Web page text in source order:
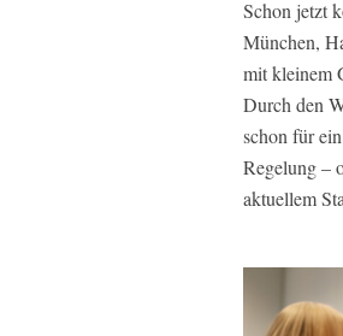
Schon jetzt
München,
mit kleinem
Durch den
schon für
Regelung –
aktuellem